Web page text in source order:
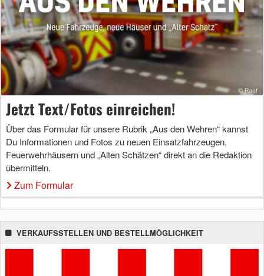
Jetzt Text/Fotos einreichen!
Über das Formular für unsere Rubrik „Aus den Wehren“ kannst
Du Informationen und Fotos zu neuen Einsatzfahrzeugen,
Feuerwehrhäusern und „Alten Schätzen“ direkt an die Redaktion
übermitteln.
Zum Formular
VERKAUFSSTELLEN UND BESTELLMÖGLICHKEIT